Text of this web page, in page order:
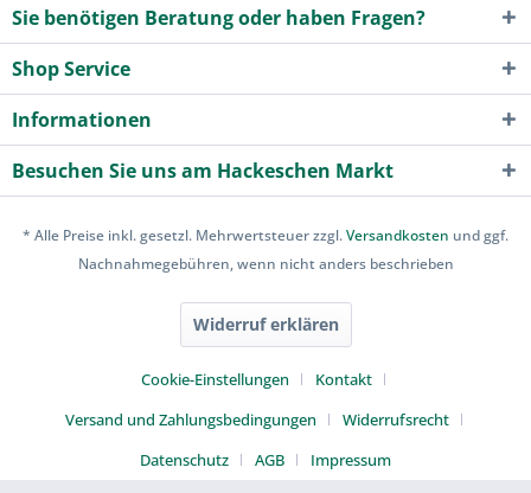
Sie benötigen Beratung oder haben Fragen?
Shop Service
Informationen
Besuchen Sie uns am Hackeschen Markt
* Alle Preise inkl. gesetzl. Mehrwertsteuer zzgl.Versandkosten und ggf.
Nachnahmegebühren, wenn nicht anders beschrieben
Widerruf erklären
Cookie-Einstellungen
Kontakt
Versand und Zahlungsbedingungen
Widerrufsrecht
Datenschutz
AGB Impressum